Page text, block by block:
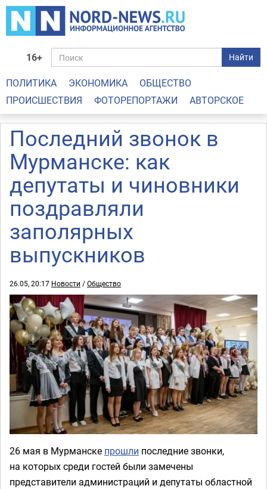
16+ Найти
ПОЛИТИКА ЭКОНОМИКА
ОБЩЕСТВО
ПРОИСШЕСТВИЯ
ФОТОРЕПОРТАЖИ АВТОРСКОЕ
Последний звонок в
Мурманске: как
депутаты и чиновники
поздравляли
заполярных
выпускников
26.05, 20:17 Новости /Общество
26 мая в Мурманске прошли последние звонки,
на которых среди гостей были замечены
представители администраций и депутаты областной